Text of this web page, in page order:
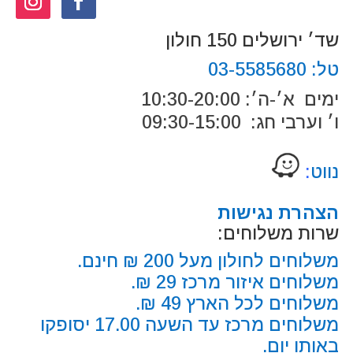
שד׳ ירושלים 150 חולון
טל: 03-5585680
ימים א׳-ה׳: 10:30-20:00
ו׳ וערבי חג: 09:30-15:00
נווט:
הצהרת נגישות
שרות משלוחים:
משלוחים לחולון מעל 200 ₪ חינם.
משלוחים איזור מרכז 29 ₪.
משלוחים לכל הארץ 49 ₪.
משלוחים מרכז עד השעה 17.00 יסופקו
באותו יום.